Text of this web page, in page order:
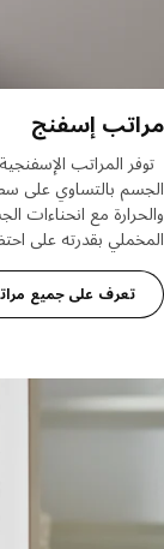
إسفنج
المراتب الإسفنجية
بالتساوي على سطح
مع انحناءات
بقدرته على
تعرف على جميع